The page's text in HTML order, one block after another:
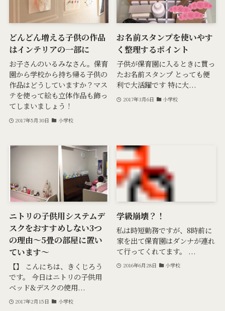
どんどん増える子供の作品
はインテリアの一部に
お子さんのいるみなさん。保育
園から学校から持ち帰る子供の
作品はどうしていますか？マス
テを使って絵も立体作品も飾っ
てしまいましょう！
2017年5月30日 小学校
お名前スタンプを使いやす
く整理するポイント
子供が保育園に入るときに買っ
たお名前スタンプ とっても便
利で大活躍です 特に大...
2017年3月6日 小学校
ニトリの子供用システムデ
スクをおすすめしない3つ
の理由～5畳の部屋に置い
ています～
【】 こんにちは、きくじろう
です。 今日はニトリの子供用
ベッド&デスクの使用...
2017年2月15日 小学校
学級崩壊？！
私は時短勤務ですが、8時前に
家を出て保育園はダンナが連れ
て行ってくれてます。 ...
2016年6月28日 小学校